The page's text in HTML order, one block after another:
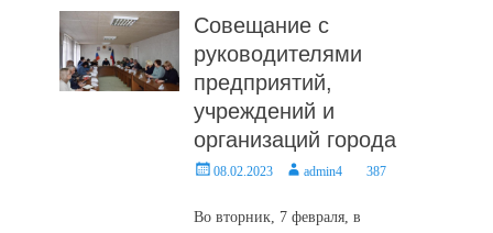
Совещание с
руководителями
предприятий,
учреждений и
организаций города
Posted08.02.2023 Authoradmin4 387
Во вторник, 7 февраля, в